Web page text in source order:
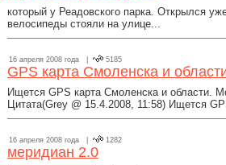
который у Реадовского парка. Открылся
велосипеды стояли на улице...
16 апреля 2008 года | 5185
GPS карта Смоленска и
Ищется GPS карта Смоленска и области.
Цитата(Grey @ 15.4.2008, 11:58) Ищется
16 апреля 2008 года | 1282
меридиан 2.0